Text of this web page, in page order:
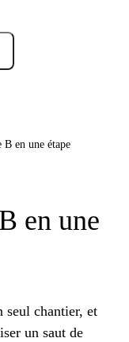
en une étape
en une
seul chantier, et
un saut de